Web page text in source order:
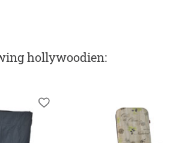
hollywoodien: